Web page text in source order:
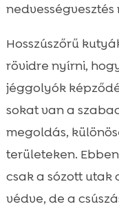
nedvességvesztés
Hosszúszőrű
rövidre nyírni,
jéggolyók
sokat van a
megoldás,
területeken.
csak a sózott
védve, de a